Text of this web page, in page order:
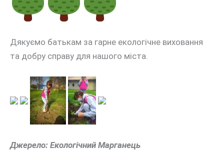
Дякуємо батькам за гарне екологічне виховання
та добру справу для нашого міста.
Джерело: Екологічний Марганець